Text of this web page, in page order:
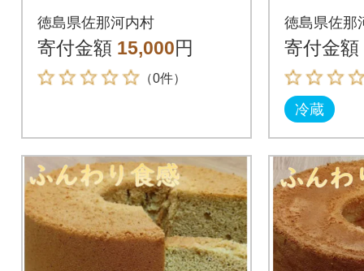
徳島県佐那河内村
寄付金額 15,000円
（0件）
アンジ
わのシ
キ 1ホ
cm
徳島県佐那
寄付金額
冷蔵